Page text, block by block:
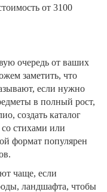
от 3100
очередь от ваших
заметить, что
если нужно
в полный рост,
создать каталог
стихами или
формат популярен
чаще, если
ландшафта, чтобы